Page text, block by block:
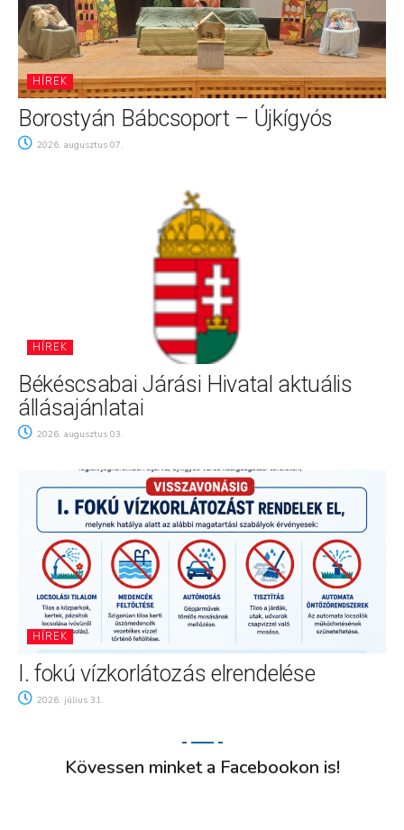
HÍREK
Borostyán Bábcsoport – Újkígyós
2026. augusztus 07.
HÍREK
Békéscsabai Járási Hivatal aktuális
állásajánlatai
2026. augusztus 03.
HÍREK
I. fokú vízkorlátozás elrendelése
2026. július 31.
Kövessen minket a Facebookon is!